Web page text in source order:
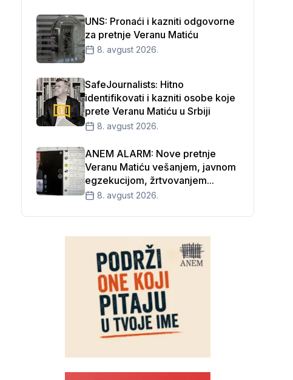
UNS: Pronaći i kazniti odgovorne
za pretnje Veranu Matiću
8. avgust 2026.
SafeJournalists: Hitno
identifikovati i kazniti osobe koje
prete Veranu Matiću u Srbiji
8. avgust 2026.
ANEM ALARM: Nove pretnje
Veranu Matiću vešanjem, javnom
egzekucijom, žrtvovanjem...
8. avgust 2026.